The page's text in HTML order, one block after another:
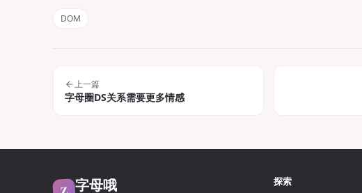
DOM
上一篇
字母圈DS关系需要更多情感
字母哦 探索